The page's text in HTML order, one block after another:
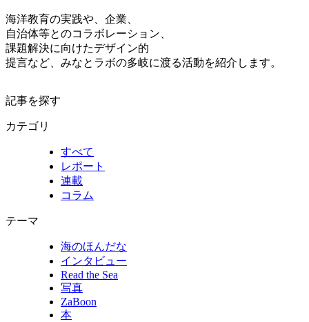
海洋教育の実践や、企業、
自治体等とのコラボレーション、
課題解決に向けたデザイン的
提言など、みなとラボの多岐に渡る活動を紹介します。
記事を探す
カテゴリ
すべて
レポート
連載
コラム
テーマ
海のほんだな
インタビュー
Read the Sea
写真
ZaBoon
本